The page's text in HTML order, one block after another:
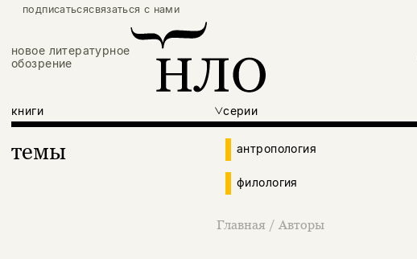
подписатьсясвязаться с нами
новое литературное
обозрение
книги серии
темы антропология
филология
Главная / Авторы